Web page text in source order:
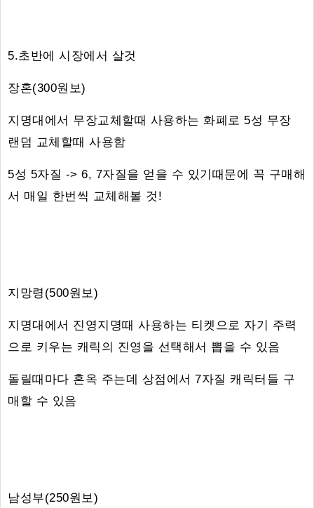
5.초반에 시장에서 살것
장혼(300원보)
지명대에서 무장교체할때 사용하는 화폐로 5성 무장
랜덤 교체할때 사용함
5성 5자질 -> 6, 7자질을 얻을 수 있기때문에 꼭 구매해
서 매일 한번씩 교체해볼 것!
지망령(500원보)
지명대에서 진영지명때 사용하는 티켓으로 자기 주력
으로 키우는 캐릭의 진영을 선택해서 뽑을 수 있음
돌릴때마다 혼옥 주는데 상점에서 7자질 캐릭터들 구
매할 수 있음
남성부(250원보)